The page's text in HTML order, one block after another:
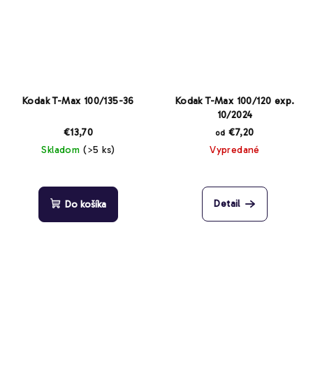
Kodak T-Max 100/135-36
€13,70
Skladom (>5 ks)
Do košíka
Kodak T-Max 100/120 exp.
10/2024
od €7,20
Vypredané
Detail